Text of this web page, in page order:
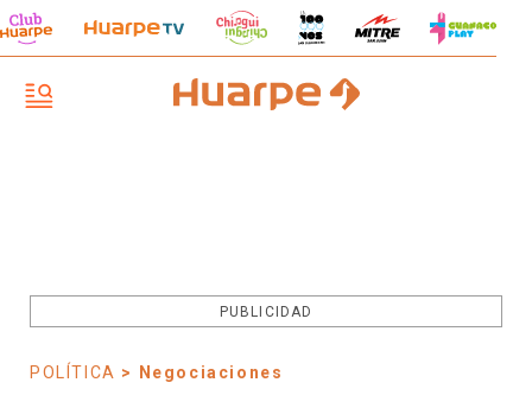
PUBLICIDAD
POLÍTICA > Negociaciones